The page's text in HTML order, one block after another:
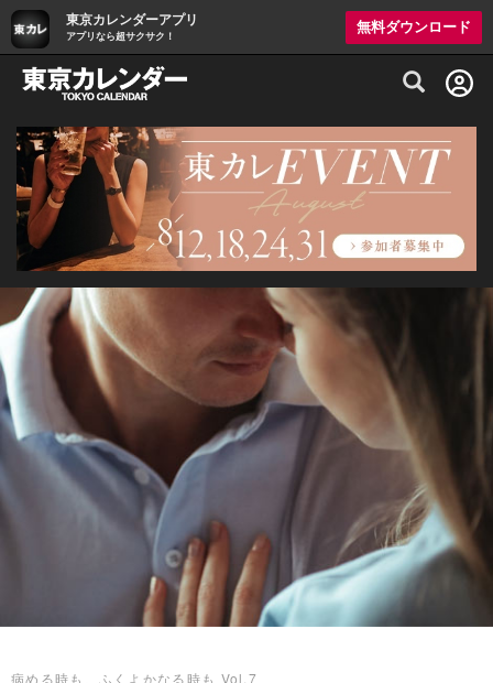
東京カレンダーアプリ
アプリなら超サクサク！
無料ダウンロード
グルメ情報・プレミアムレストラン予約
病める時も、ふくよかなる時も Vol.7